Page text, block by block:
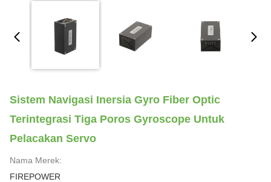
Sistem Navigasi Inersia Gyro Fiber Optic
Terintegrasi Tiga Poros Gyroscope Untuk
Pelacakan Servo
Nama Merek:
FIREPOWER